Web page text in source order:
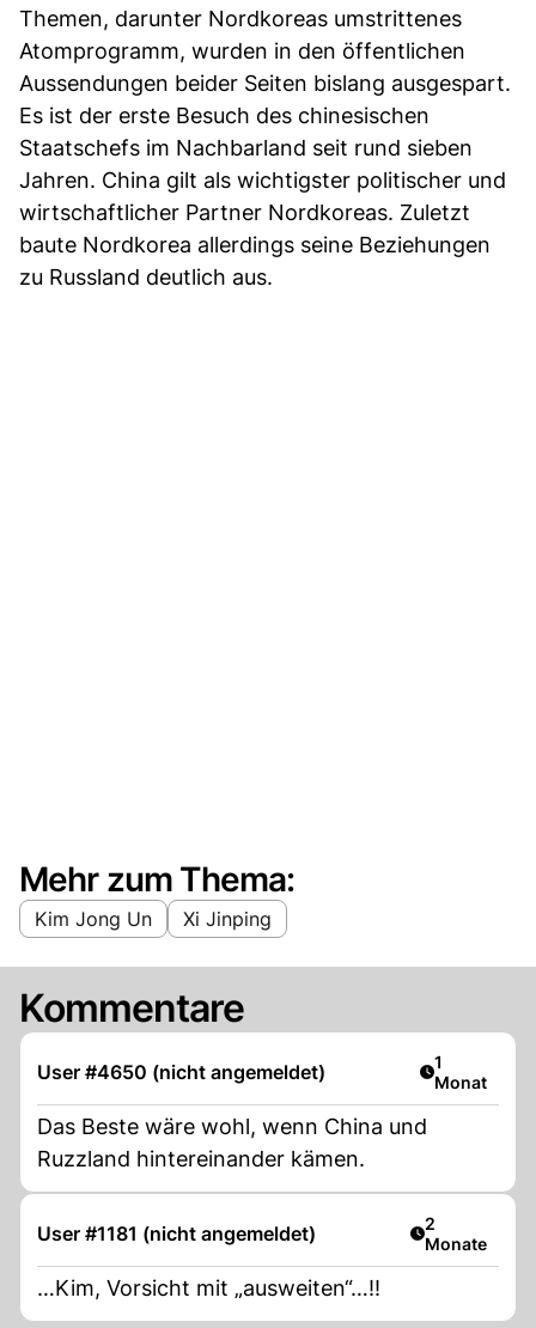
Themen, darunter Nordkoreas umstrittenes
Atomprogramm, wurden in den öffentlichen
Aussendungen beider Seiten bislang ausgespart.
Es ist der erste Besuch des chinesischen
Staatschefs im Nachbarland seit rund sieben
Jahren. China gilt als wichtigster politischer und
wirtschaftlicher Partner Nordkoreas. Zuletzt
baute Nordkorea allerdings seine Beziehungen
zu Russland deutlich aus.
Mehr zum Thema:
Kim Jong Un Xi Jinping
Kommentare
User #4650 (nicht angemeldet) Artikel
1
Monat
Das Beste wäre wohl, wenn China und
Ruzzland hintereinander kämen.
User #1181 (nicht angemeldet) Artikel
2
Monate
…Kim, Vorsicht mit „ausweiten“…!!